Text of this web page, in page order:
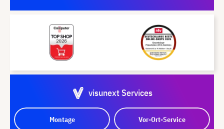
visunext Services
Montage Vor-Ort-Service